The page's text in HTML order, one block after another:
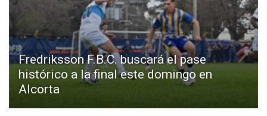
Fredriksson F.B.C. buscará el pase
histórico a la final este domingo en
Alcorta